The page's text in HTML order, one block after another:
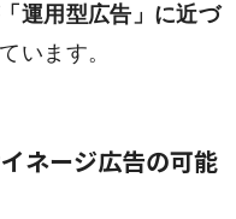
運用型広告」に近づ
います。
ネージ広告の可能